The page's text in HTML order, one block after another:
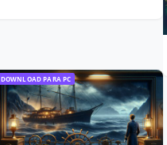
DOWNLOAD PARA PC